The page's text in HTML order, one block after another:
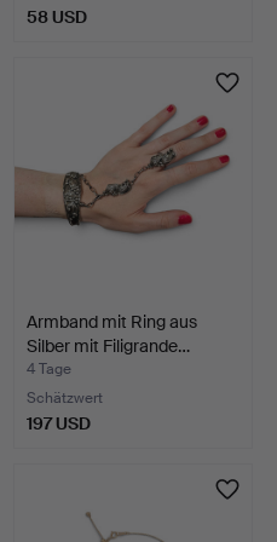
58 USD
Armband mit Ring aus
Silber mit Filigrande…
4 Tage
Schätzwert
197 USD